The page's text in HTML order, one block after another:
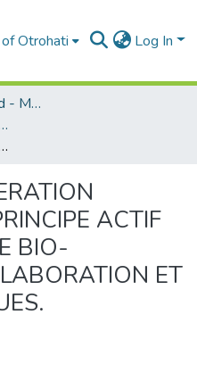
Otrohati Log In
Université Cadi Ayyad - Marrakech
Médicales (CED - STSM)
BIO-POLYMERIQUE : ELABORATION ET ETUDES CINETIQUES.
ACTIF
BIO-
ET